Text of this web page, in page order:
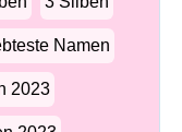
Namen
2023